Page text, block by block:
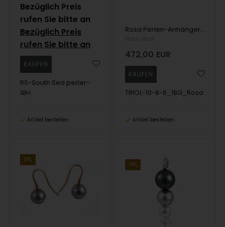
Bezüglich Preis
rufen Sie bitte an
Bezüglich Preis
rufen Sie bitte an
RS-South Sea perler-
18H
Artikel bestellen
Rosa Perlen-Anhänger mit drei Perlen und 18 Karat Muschel
472,00 EUR
TRIOL-10-8-6_18G_Rosa
Artikel bestellen
19%
19%